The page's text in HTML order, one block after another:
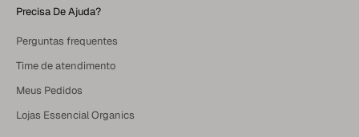
Precisa De Ajuda?
Perguntas frequentes
Time de atendimento
Meus Pedidos
Lojas Essencial Organics